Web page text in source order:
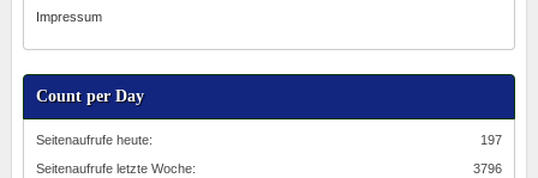
Impressum
Count per Day
197
Seitenaufrufe heute:
3796
Seitenaufrufe letzte Woche: